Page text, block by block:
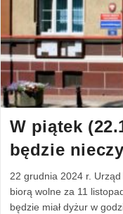
W piątek
będzie
22 grudnia 2024 r.
biorą wolne za 11
będzie miał dyżur w